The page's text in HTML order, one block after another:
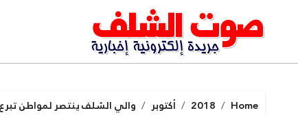
content
Home
2018 أكتوبر والي الشلف ينتصر لمواطن